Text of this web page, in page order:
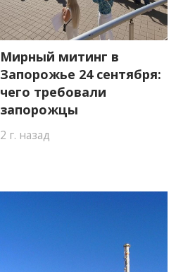
Мирный митинг в
Запорожье 24 сентября:
чего требовали
запорожцы
2 г. назад